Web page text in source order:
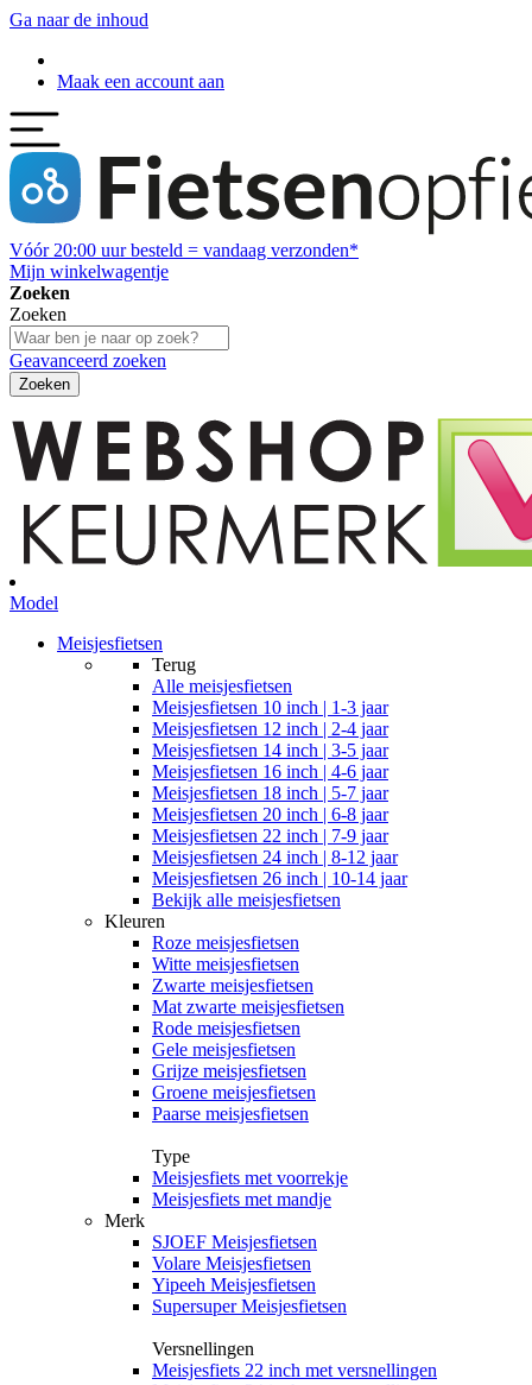
Ga naar de inhoud
Maak een account aan
Vóór 20:00 uur besteld = vandaag verzonden*
Mijn winkelwagentje
Zoeken
Zoeken
Geavanceerd zoeken
Zoeken
Model
Meisjesfietsen
Terug
Alle meisjesfietsen
Meisjesfietsen 10 inch | 1-3 jaar
Meisjesfietsen 12 inch | 2-4 jaar
Meisjesfietsen 14 inch | 3-5 jaar
Meisjesfietsen 16 inch | 4-6 jaar
Meisjesfietsen 18 inch | 5-7 jaar
Meisjesfietsen 20 inch | 6-8 jaar
Meisjesfietsen 22 inch | 7-9 jaar
Meisjesfietsen 24 inch | 8-12 jaar
Meisjesfietsen 26 inch | 10-14 jaar
Bekijk alle meisjesfietsen
Kleuren
Roze meisjesfietsen
Witte meisjesfietsen
Zwarte meisjesfietsen
Mat zwarte meisjesfietsen
Rode meisjesfietsen
Gele meisjesfietsen
Grijze meisjesfietsen
Groene meisjesfietsen
Paarse meisjesfietsen
Type
Meisjesfiets met voorrekje
Meisjesfiets met mandje
Merk
SJOEF Meisjesfietsen
Volare Meisjesfietsen
Yipeeh Meisjesfietsen
Supersuper Meisjesfietsen
Versnellingen
Meisjesfiets 22 inch met versnellingen